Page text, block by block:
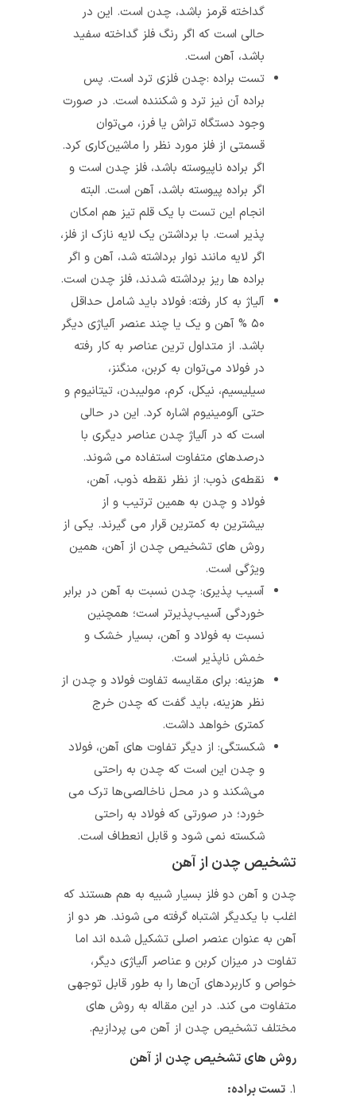
گداخته قرمز باشد، چدن است. این در
حالی است که اگر رنگ فلز گداخته سفید
باشد، آهن است.
تست براده :چدن فلزی ترد است. پس
براده‌ آن نیز ترد و شکننده است. در صورت
وجود دستگاه تراش یا فرز، می‌توان
قسمتی از فلز مورد نظر را ماشین‌کاری کرد.
اگر براده ناپیوسته باشد، فلز چدن است و
اگر براده پیوسته باشد، آهن است. البته
انجام این تست با یک قلم تیز هم امکان
پذیر است. با برداشتن یک لایه نازک از فلز،
اگر لایه مانند نوار برداشته شد، آهن و اگر
براده ها ریز برداشته شدند، فلز چدن است.
آلیاژ به کار رفته: فولاد باید شامل حداقل
۵۰ % آهن و یک یا چند عنصر آلیاژی دیگر
باشد. از متداول ترین عناصر به کار رفته
در فولاد می‌توان به کربن، منگنز،
سیلیسیم، نیکل، کرم، مولیبدن، تیتانیوم و
حتی آلومینیوم اشاره کرد. این در حالی
است که در آلیاژ چدن عناصر دیگری با
درصدهای متفاوت استفاده می شوند.
نقطه‌ی ذوب: از نظر نقطه‌ ذوب، آهن،
فولاد و چدن به همین ترتیب و از
بیشترین به کمترین قرار می گیرند. یکی از
روش های تشخیص چدن از آهن، همین
ویژگی است.
آسیب‌ پذیری: چدن نسبت به آهن در برابر
خوردگی آسیب‌پذیر‌تر است؛ همچنین
نسبت به فولاد و آهن، بسیار خشک و
خمش ناپذیر است.
هزینه: برای مقایسه تفاوت فولاد و چدن از
نظر هزینه، باید گفت که چدن خرج
کمتری خواهد داشت.
شکستگی: از دیگر تفاوت های آهن، فولاد
و چدن این است که چدن به راحتی
می‌شکند و در محل ناخالصی‌ها ترک می
خورد؛ در صورتی که فولاد به راحتی
شکسته نمی شود و قابل انعطاف است.
تشخیص چدن از آهن
چدن و آهن دو فلز بسیار شبیه به هم هستند که
اغلب با یکدیگر اشتباه گرفته می‌ شوند. هر دو از
آهن به عنوان عنصر اصلی تشکیل شده‌ اند اما
تفاوت در میزان کربن و عناصر آلیاژی دیگر،
خواص و کاربردهای آن‌ها را به طور قابل توجهی
متفاوت می‌ کند. در این مقاله به روش‌ های
مختلف تشخیص چدن از آهن می‌ پردازیم.
روش‌ های تشخیص چدن از آهن
تست براده: